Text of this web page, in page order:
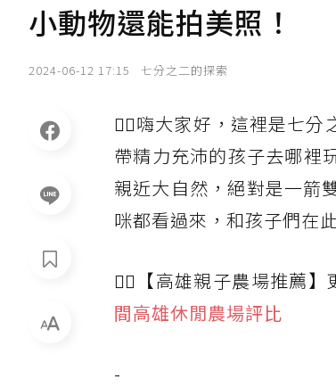
小動物還能拍美照！
2024-06-12 17:15 七分之二的探索
🙋‍♀️嗨大家好，這裡是七
帶精力充沛的孩子去哪裡
親近大自然，絕對是一箭
咪都看過來，和孩子們在
🙆‍♀️【高雄親子農場推薦】
間高雄休閒農場評比
-